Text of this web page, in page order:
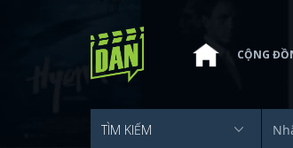
CỘNG